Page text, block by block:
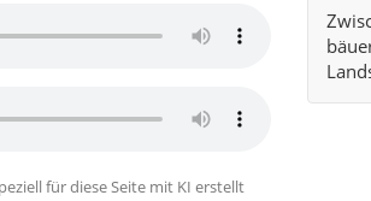
für diese Seite mit KI erstellt